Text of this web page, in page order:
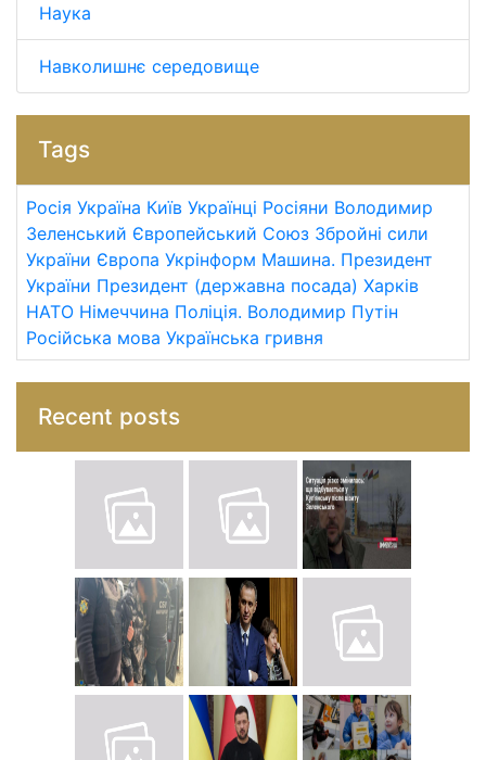
Наука
Навколишнє середовище
Tags
Росія Україна Київ Українці Росіяни Володимир
Зеленський Європейський Союз Збройні сили
України Європа Укрінформ Машина. Президент
України Президент (державна посада) Харків
НАТО Німеччина Поліція. Володимир Путін
Російська мова Українська гривня
Recent posts